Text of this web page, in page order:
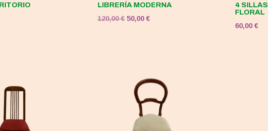
LIBRERÍA MODERNA
120,00€ El
50,00 €El
4
FLORAL
60,00€